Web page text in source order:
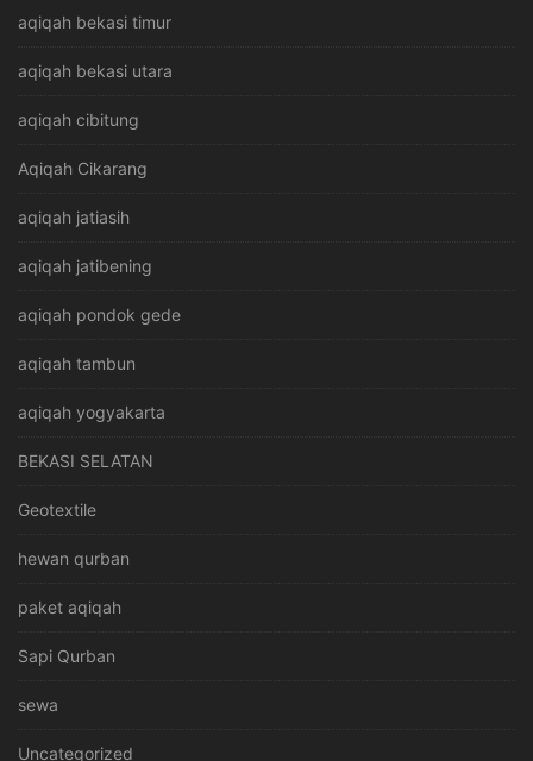
aqiqah bekasi timur
aqiqah bekasi utara
aqiqah cibitung
Aqiqah Cikarang
aqiqah jatiasih
aqiqah jatibening
aqiqah pondok gede
aqiqah tambun
aqiqah yogyakarta
BEKASI SELATAN
Geotextile
hewan qurban
paket aqiqah
Sapi Qurban
sewa
Uncategorized